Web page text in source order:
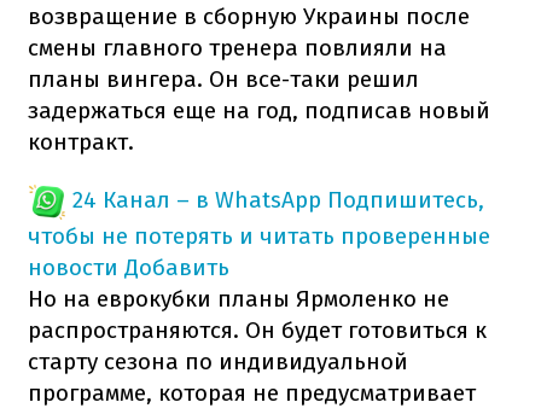
возвращение в сборную Украины после
смены главного тренера повлияли на
планы вингера. Он все-таки решил
задержаться еще на год, подписав новый
контракт.
24 Канал – в WhatsApp Подпишитесь,
чтобы не потерять и читать проверенные
новости Добавить
Но на еврокубки планы Ярмоленко не
распространяются. Он будет готовиться к
старту сезона по индивидуальной
программе, которая не предусматривает